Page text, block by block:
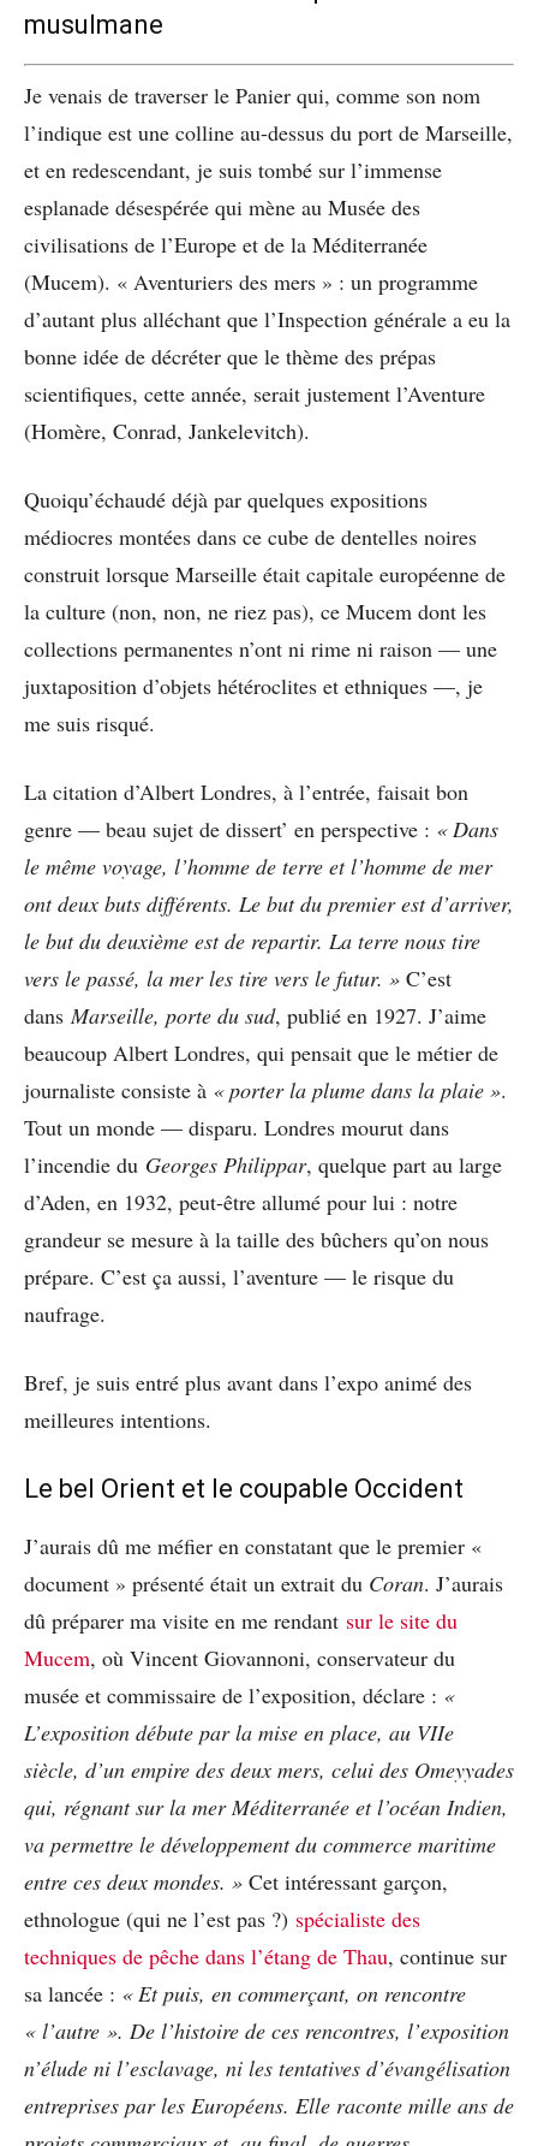
musulmane
Je venais de traverser le Panier qui, comme son nom
l’indique est une colline au-dessus du port de Marseille,
et en redescendant, je suis tombé sur l’immense
esplanade désespérée qui mène au Musée des
civilisations de l’Europe et de la Méditerranée
(Mucem). « Aventuriers des mers » : un programme
d’autant plus alléchant que l’Inspection générale a eu la
bonne idée de décréter que le thème des prépas
scientifiques, cette année, serait justement l’Aventure
(Homère, Conrad, Jankelevitch).
Quoiqu’échaudé déjà par quelques expositions
médiocres montées dans ce cube de dentelles noires
construit lorsque Marseille était capitale européenne de
la culture (non, non, ne riez pas), ce Mucem dont les
collections permanentes n’ont ni rime ni raison — une
juxtaposition d’objets hétéroclites et ethniques —, je
me suis risqué.
La citation d’Albert Londres, à l’entrée, faisait bon
genre — beau sujet de dissert’ en perspective : « Dans
le même voyage, l’homme de terre et l’homme de mer
ont deux buts différents. Le but du premier est d’arriver,
le but du deuxième est de repartir. La terre nous tire
vers le passé, la mer les tire vers le futur. » C’est
dansMarseille, porte du sud, publié en 1927. J’aime
beaucoup Albert Londres, qui pensait que le métier de
journaliste consiste à « porter la plume dans la plaie ».
Tout un monde — disparu. Londres mourut dans
l’incendie du Georges Philippar, quelque part au large
d’Aden, en 1932, peut-être allumé pour lui : notre
grandeur se mesure à la taille des bûchers qu’on nous
prépare. C’est ça aussi, l’aventure — le risque du
naufrage.
Bref, je suis entré plus avant dans l’expo animé des
meilleures intentions.
Le bel Orient et le coupable Occident
J’aurais dû me méfier en constatant que le premier «
document » présenté était un extrait du Coran. J’aurais
dû préparer ma visite en me rendant sur le site du
Mucem, où Vincent Giovannoni, conservateur du
musée et commissaire de l’exposition, déclare : «
L’exposition débute par la mise en place, au VIIe
siècle, d’un empire des deux mers, celui des Omeyyades
qui, régnant sur la mer Méditerranée et l’océan Indien,
va permettre le développement du commerce maritime
entre ces deux mondes. » Cet intéressant garçon,
ethnologue (qui ne l’est pas ?) spécialiste des
techniques de pêche dans l’étang de Thau, continue sur
sa lancée : « Et puis, en commerçant, on rencontre
« l’autre ». De l’histoire de ces rencontres, l’exposition
n’élude ni l’esclavage, ni les tentatives d’évangélisation
entreprises par les Européens. Elle raconte mille ans de